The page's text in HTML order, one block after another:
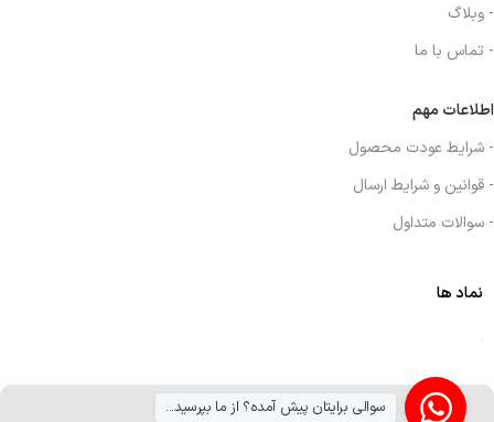
- وبلاگ
- تماس با ما
اطلاعات مهم
- شرایط عودت محصول
- قوانین و شرایط ارسال
- سوالات متداول
نماد ها
سوالی برایتان پیش آمده؟ از ما بپرسید...